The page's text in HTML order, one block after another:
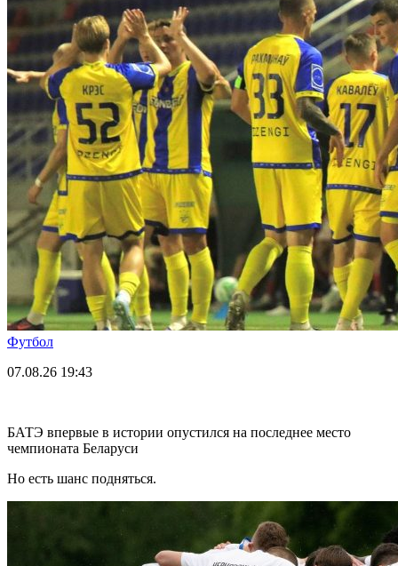
Футбол
07.08.26 19:43
БАТЭ впервые в истории опустился на последнее место
чемпионата Беларуси
Но есть шанс подняться.